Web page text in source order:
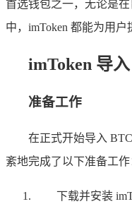
首选钱包之一，无论是
中，imToken 都能为用户
imToken 导
准备工作
在正式开始导入
紊地完成了以下准备工作
下载并安装